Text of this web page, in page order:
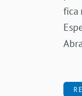
fica